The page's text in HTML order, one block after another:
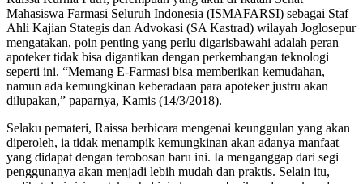
Mahasiswa Farmasi Seluruh Indonesia (ISMAFARSI) sebagai Staf
Ahli Kajian Stategis dan Advokasi (SA Kastrad) wilayah Joglosepur
mengatakan, poin penting yang perlu digarisbawahi adalah peran
apoteker tidak bisa digantikan dengan perkembangan teknologi
seperti ini. “Memang E-Farmasi bisa memberikan kemudahan,
namun ada kemungkinan keberadaan para apoteker justru akan
dilupakan,” paparnya, Kamis (14/3/2018).
Selaku pemateri, Raissa berbicara mengenai keunggulan yang akan
diperoleh, ia tidak menampik kemungkinan akan adanya manfaat
yang didapat dengan terobosan baru ini. Ia menganggap dari segi
penggunanya akan menjadi lebih mudah dan praktis. Selain itu,